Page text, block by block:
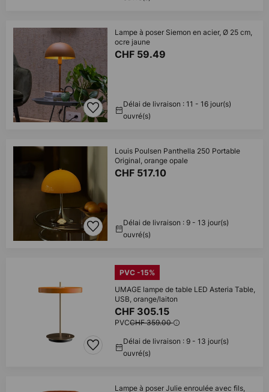
Lampe à poser Siemon en acier, Ø 25 cm,
ocre jaune
CHF 59.49
Délai de livraison : 11 - 16 jour(s)
ouvré(s)
Louis Poulsen Panthella 250 Portable
Original, orange opale
CHF 517.10
Délai de livraison : 9 - 13 jour(s)
ouvré(s)
PVC -15%
UMAGE lampe de table LED Asteria Table,
USB, orange/laiton
CHF 305.15
PVCCHF 359.00
Délai de livraison : 9 - 13 jour(s)
ouvré(s)
Lampe à poser Julie enroulée avec fils,